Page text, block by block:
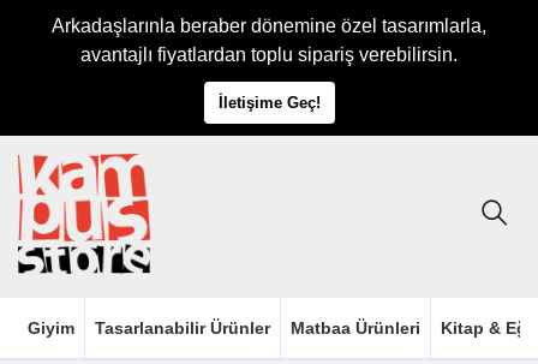
Arkadaşlarınla beraber dönemine özel tasarımlarla,
avantajlı fiyatlardan toplu sipariş verebilirsin.
İletişime Geç!
Giyim Tasarlanabilir Ürünler Matbaa Ürünleri Kitap &